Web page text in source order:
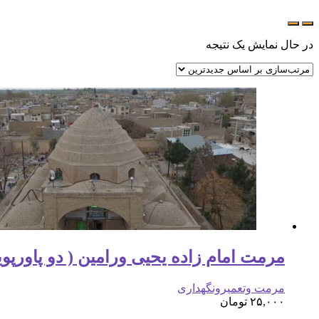
در حال نمایش یک نتیجه
مرمت امام زاده یحیی ورامین ( دو
مرمت وتعمیرونگهداری
۲۵,۰۰۰ تومان